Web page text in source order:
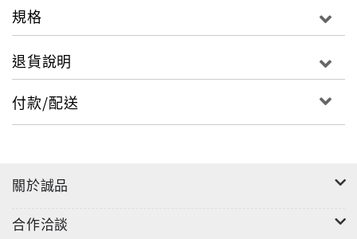
的時光，那段新手爸媽的忙亂回憶會幫助你我，成
為更好，更成熟的爸爸媽媽的！家長補習班，歡迎
您和我們一起加油！
延伸閱讀
《媽媽，你會永遠愛我嗎》《媽媽做給你》
《爸爸大集合》《我的爸爸超厲害》
規格
退貨說明
付款/配送
關於誠品
合作洽談